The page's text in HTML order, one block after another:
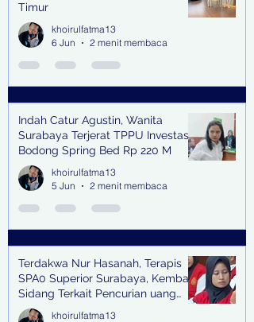
Timur
khoirulfatma13
6 Jun
2 menit membaca
Indah Catur Agustin, Wanita
Surabaya Terjerat TPPU Investasi
Bodong Spring Bed Rp 220 M
khoirulfatma13
5 Jun
2 menit membaca
Terdakwa Nur Hasanah, Terapis
SPA0 Superior Surabaya, Kembali
Sidang Terkait Pencurian uang
senilai Rp1,285 M di PN Surabaya
khoirulfatma13